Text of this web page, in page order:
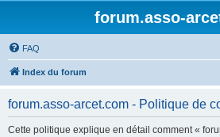
forum.asso-
FAQ
Index du forum
forum.asso-arcet.com - Politique de
Cette politique explique en détail comment «